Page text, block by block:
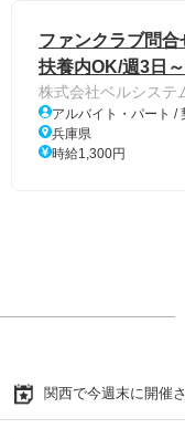
ファンクラブ問
扶養内OK/週3日～
株式会社ベルシステ
アルバイト・パート /
兵庫県
時給1,300円
関西で今週末に開催